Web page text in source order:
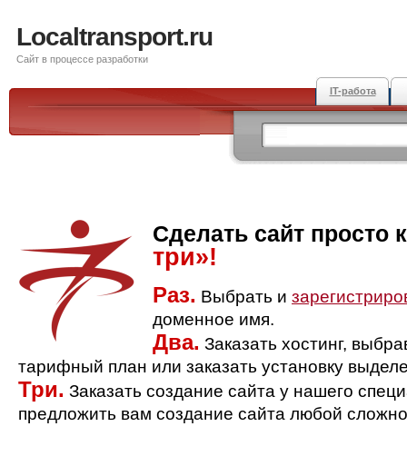
Localtransport.ru
Сайт в процессе разработки
IT-работа
Сделать сайт просто
три»!
Раз. Выбрать и
доменное имя.
Два. Заказать хостинг,
тарифный план или заказать установку
Три. Заказать создание сайта у нашего
предложить вам создание сайта любой